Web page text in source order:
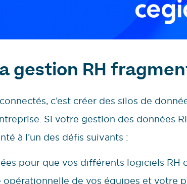
gestion RH
c’est créer des silos de
Si votre gestion des données
à l’un des défis suivants :
pour que vos différents logiciels RH
opérationnelle de vos équipes et votre